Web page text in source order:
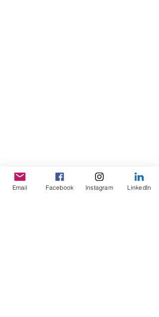
Email Facebook Instagram LinkedIn